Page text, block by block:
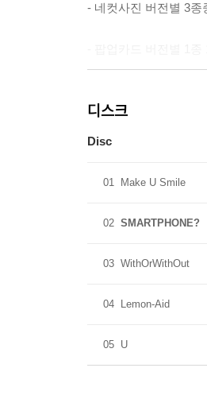
- 네컷사진 버전별 3종
- 홀로그램 포카 버전
- 클리어 포토카드(투
디스크
Disc
01 Make U Smile
02 SMARTPHONE?
03 WithOrWithOut
04 Lemon-Aid
05 U